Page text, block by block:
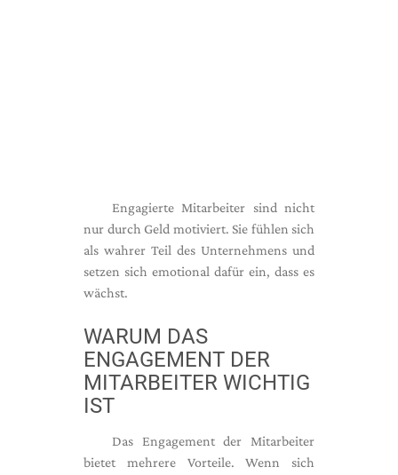
Engagierte Mitarbeiter sind nicht
nur durch Geld motiviert. Sie fühlen sich
als wahrer Teil des Unternehmens und
setzen sich emotional dafür ein, dass es
wächst.
WARUM DAS
ENGAGEMENT DER
MITARBEITER WICHTIG
IST
Das Engagement der Mitarbeiter
bietet mehrere Vorteile. Wenn sich